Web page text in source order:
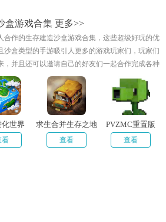
盒游戏合集 更多>>
合作的生存建造沙盒游戏合集，这些超级好玩的优
沙盒类型的手游吸引人更多的游戏玩家们，玩家们
，并且还可以邀请自己的好友们一起合作完成各种
花钱充值，喜欢的赶快来本站点击下载吧！
世界
看
求生合并生存之地
查看
PVZMC重置版
查看